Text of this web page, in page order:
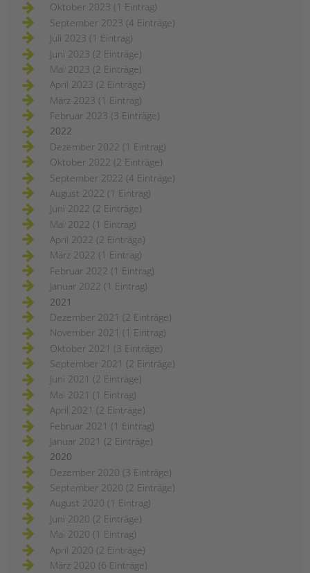
Oktober 2023 (1 Eintrag)
September 2023 (4 Einträge)
Juli 2023 (1 Eintrag)
Juni 2023 (2 Einträge)
Mai 2023 (2 Einträge)
April 2023 (2 Einträge)
März 2023 (1 Eintrag)
Februar 2023 (3 Einträge)
2022
Dezember 2022 (1 Eintrag)
Oktober 2022 (2 Einträge)
September 2022 (4 Einträge)
August 2022 (1 Eintrag)
Juni 2022 (2 Einträge)
Mai 2022 (1 Eintrag)
April 2022 (2 Einträge)
März 2022 (1 Eintrag)
Februar 2022 (1 Eintrag)
Januar 2022 (1 Eintrag)
2021
Dezember 2021 (2 Einträge)
November 2021 (1 Eintrag)
Oktober 2021 (3 Einträge)
September 2021 (2 Einträge)
Juni 2021 (2 Einträge)
Mai 2021 (1 Eintrag)
April 2021 (2 Einträge)
Februar 2021 (1 Eintrag)
Januar 2021 (2 Einträge)
2020
Dezember 2020 (3 Einträge)
September 2020 (2 Einträge)
August 2020 (1 Eintrag)
Juni 2020 (2 Einträge)
Mai 2020 (1 Eintrag)
April 2020 (2 Einträge)
März 2020 (6 Einträge)